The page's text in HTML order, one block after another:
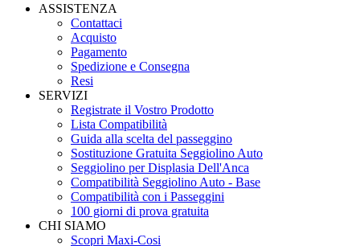
ASSISTENZA
Contattaci
Acquisto
Pagamento
Spedizione e Consegna
Resi
SERVIZI
Registrate il Vostro Prodotto
Lista Compatibilità
Guida alla scelta del passeggino
Sostituzione Gratuita Seggiolino Auto
Seggiolino per Displasia Dell'Anca
Compatibilità Seggiolino Auto - Base
Compatibilità con i Passeggini
100 giorni di prova gratuita
CHI SIAMO
Scopri Maxi-Cosi